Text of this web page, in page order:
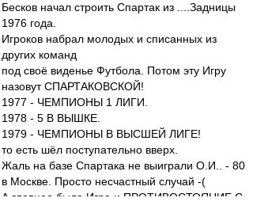
Бесков начал строить Спартак из ....Задницы
1976 года.
Игроков набрал молодых и списанных из
других команд
под своё виденье Футбола. Потом эту Игру
назовут СПАРТАКОВСКОЙ!
1977 - ЧЕМПИОНЫ 1 ЛИГИ.
1978 - 5 В ВЫШКЕ.
1979 - ЧЕМПИОНЫ В ВЫСШЕЙ ЛИГЕ!
то есть шёл поступательно вверх.
Жаль на базе Спартака не выиграли О.И.. - 80
в Москве. Просто несчастный случай -(
А главное была Игра и ПРОТИВОСТОЯНИЕ С